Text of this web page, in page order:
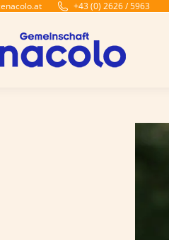
+43 (0) 2626 / 5963